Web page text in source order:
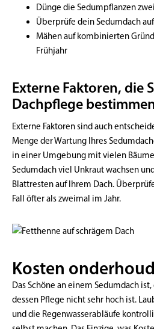
Dünge die Sedumpflanzen
Überprüfe dein Sedumdach
Mähen auf kombinierten
Frühjahr
Externe Faktoren, die
Dachpflege
Externe Faktoren sind auch
Menge der Wartung Ihres
in einer Umgebung mit vielen
Sedumdach viel Unkraut wachsen
Blattresten auf Ihrem Dach.
Fall öfter als zweimal im Jahr.
Kosten
Das Schöne an einem Sedumdach
dessen Pflege nicht sehr hoch ist.
und die Regenwasserabläufe